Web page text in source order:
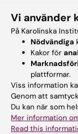
i
Uppnå
Vi använder
På Karolinska
Nödvändiga
Kakor för
plattformar.
Viss information
Genom att
Du kan när som
Mer information
Read this